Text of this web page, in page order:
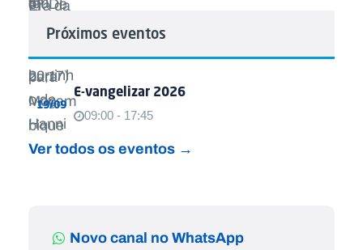
Próximos eventos
19/09
E-vangelizar 2026
09:00 - 17:45
Ver todos os eventos →
Novo canal no WhatsApp